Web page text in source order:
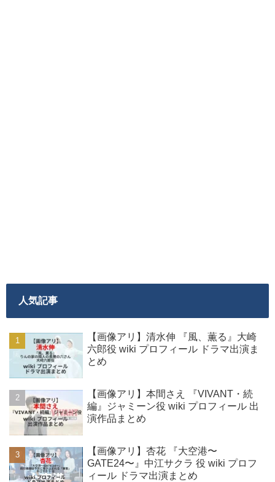
人気記事
【画像アリ】清水伸 『風、薫る』大崎
六郎役 wiki プロフィール ドラマ出演ま
とめ
【画像アリ】本間さえ 『VIVANT・続
編』ジャミーン役 wiki プロフィール 出
演作品まとめ
【画像アリ】杏花 『大空港〜
GATE24〜』中江サクラ 役 wiki プロフ
ィール ドラマ出演まとめ